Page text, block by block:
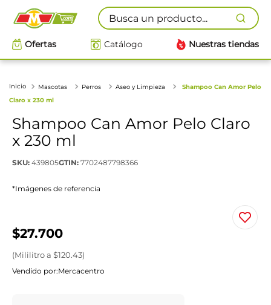
Busca un producto...
Ofertas Catálogo Nuestras tiendas
Mascotas Perros Aseo y Limpieza
Shampoo Can Amor Pelo
Claro x 230 ml
Shampoo Can Amor Pelo Claro
x 230 ml
SKU: 439805GTIN: 7702487798366
*Imágenes de referencia
$27.700
(Mililitroa $120.43)
Vendido por:Mercacentro